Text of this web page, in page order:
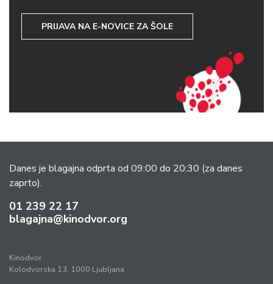
PRIJAVA NA E-NOVICE ZA ŠOLE
Danes je blagajna odprta od 09:00 do 20:30 (za danes
zaprto).
01 239 22 17
blagajna@kinodvor.org
Kinodvor
Kolodvorska 13, 1000 Ljubljana